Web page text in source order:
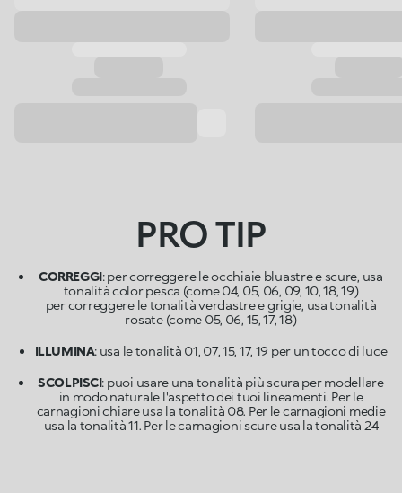
PRO TIP
CORREGGI: per correggere le occhiaie bluastre e scure, usa
tonalità color pesca (come 04, 05, 06, 09, 10, 18, 19)
per correggere le tonalità verdastre e grigie, usa tonalità
rosate (come 05, 06, 15, 17, 18)
ILLUMINA: usa le tonalità 01, 07, 15, 17, 19 per un tocco di luce
SCOLPISCI: puoi usare una tonalità più scura per modellare
in modo naturale l'aspetto dei tuoi lineamenti. Per le
carnagioni chiare usa la tonalità 08. Per le carnagioni medie
usa la tonalità 11. Per le carnagioni scure usa la tonalità 24